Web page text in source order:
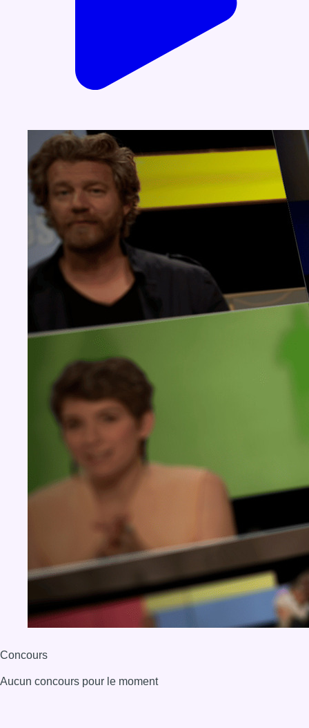
Concours
Aucun concours pour le moment